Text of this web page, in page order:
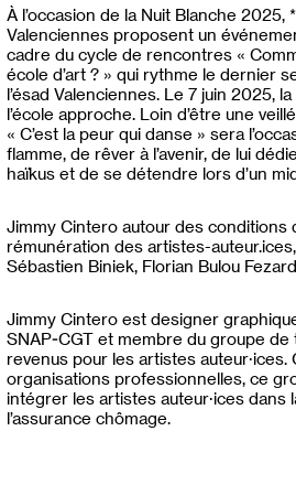
À l’occasion de la Nuit Blanche 2025,
Valenciennes proposent un
cadre du cycle de rencontres «
école d’art ? » qui rythme le dernier
l’ésad Valenciennes. Le 7 juin 2025,
l’école approche. Loin d’être une
« C’est la peur qui danse » sera
flamme, de rêver à l’avenir, de lui
haïkus et de se détendre lors d’un
Jimmy Cintero autour des conditions
rémunération des artistes-
Sébastien Biniek, Florian Bulou
Jimmy Cintero est designer
SNAP-CGT et membre du groupe de
revenus pour les artistes
organisations professionnelles, ce
intégrer les artistes auteur·ices dans
l’assurance chômage.